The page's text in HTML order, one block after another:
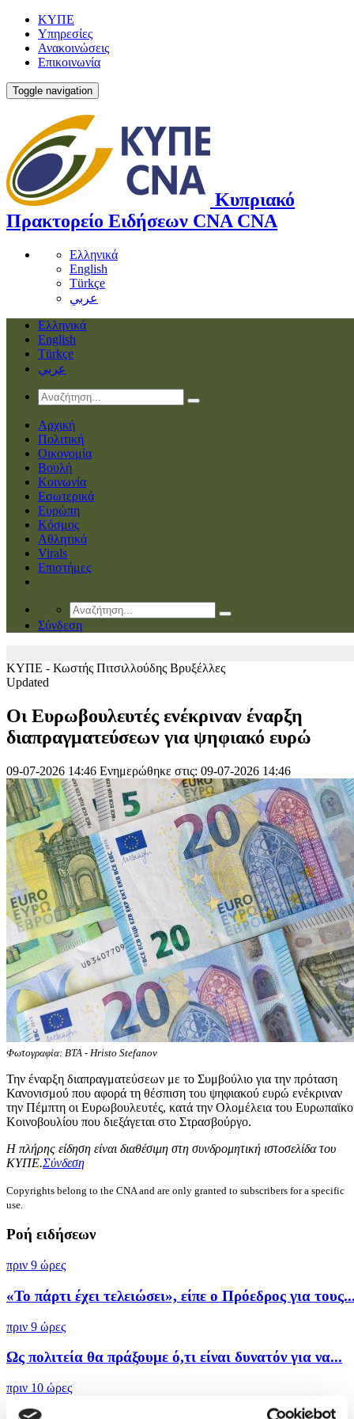
ΚΥΠΕ
Υπηρεσίες
Ανακοινώσεις
Επικοινωνία
Toggle navigation
Κυπριακό
Πρακτορείο Ειδήσεων CNA CNA
Ελληνικά
English
Türkçe
عربي
Ελληνικά
English
Türkçe
عربي
Αρχική
Πολιτική
Οικονομία
Βουλή
Κοινωνία
Εσωτερικά
Ευρώπη
Κόσμος
Αθλητικά
Virals
Επιστήμες
Σύνδεση
ΚΥΠΕ - Κωστής Πιτσιλλούδης Βρυξέλλες
Updated
Οι Ευρωβουλευτές ενέκριναν έναρξη
διαπραγματεύσεων για ψηφιακό ευρώ
09-07-2026 14:46 Ενημερώθηκε στις: 09-07-2026 14:46
Φωτογραφία: BTA - Hristo Stefanov
Την έναρξη διαπραγματεύσεων με το Συμβούλιο για την πρόταση
Κανονισμού που αφορά τη θέσπιση του ψηφιακού ευρώ ενέκριναν
την Πέμπτη οι Ευρωβουλευτές, κατά την Ολομέλεια του
Κοινοβουλίου που διεξάγεται στο Στρασβούργο.
Η πλήρης είδηση είναι διαθέσιμη στη συνδρομητική ιστοσελίδα του
ΚΥΠΕ.Σύνδεση
Copyrights belong to the CNA and are only granted to subscribers for a specific
use.
Ροή ειδήσεων
πριν 9 ώρες
«Το πάρτι έχει τελειώσει», είπε ο Πρόεδρος για
πριν 9 ώρες
Ως πολιτεία θα πράξουμε ό,τι είναι δυνατόν για να...
πριν 10 ώρες